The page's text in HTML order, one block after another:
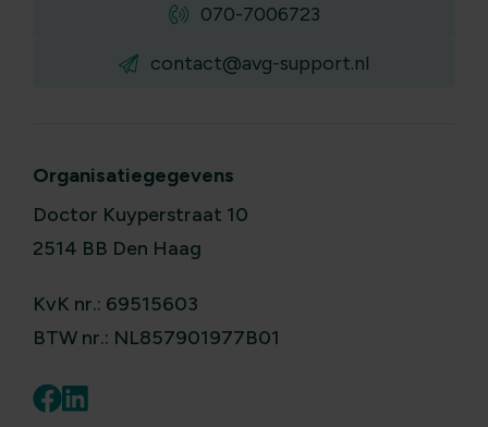
070-7006723
contact@avg-support.nl
Organisatiegegevens
Doctor Kuyperstraat 10
2514 BB Den Haag
KvK nr.: 69515603
BTW nr.: NL857901977B01